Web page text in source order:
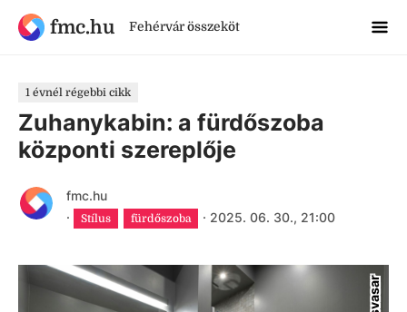
fmc.hu Fehérvár összeköt
1 évnél régebbi cikk
Zuhanykabin: a fürdőszoba
központi szereplője
fmc.hu
·
Stílus fürdőszoba · 2025. 06. 30., 21:00